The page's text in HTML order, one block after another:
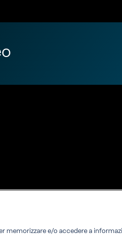
memorizzare e/o accedere a